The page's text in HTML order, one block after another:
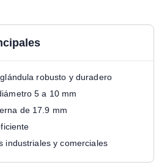
robusto y duradero
5 a 10 mm
de 17.9 mm
industriales y comerciales